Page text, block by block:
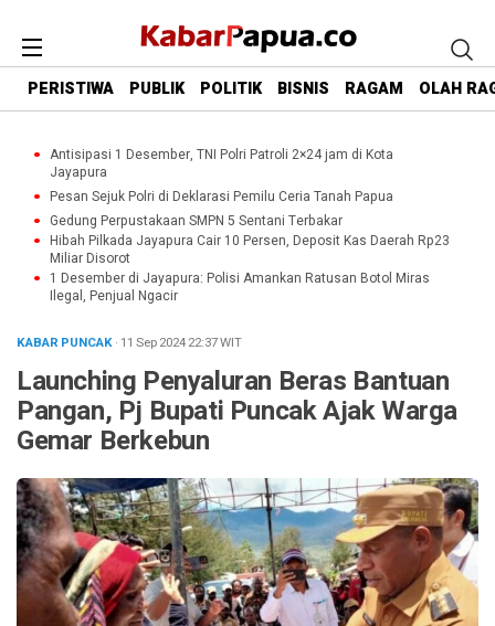
PERISTIWA PUBLIK POLITIK BISNIS RAGAM OLAH
Antisipasi 1 Desember, TNI Polri Patroli 2×24 jam di Kota
Jayapura
Pesan Sejuk Polri di Deklarasi Pemilu Ceria Tanah Papua
Gedung Perpustakaan SMPN 5 Sentani Terbakar
Hibah Pilkada Jayapura Cair 10 Persen, Deposit Kas Daerah Rp23
Miliar Disorot
1 Desember di Jayapura: Polisi Amankan Ratusan Botol Miras
Ilegal, Penjual Ngacir
KABAR PUNCAK· 11 Sep 202422:37WIT
Launching Penyaluran Beras Bantuan
Pangan, Pj Bupati Puncak Ajak Warga
Gemar Berkebun